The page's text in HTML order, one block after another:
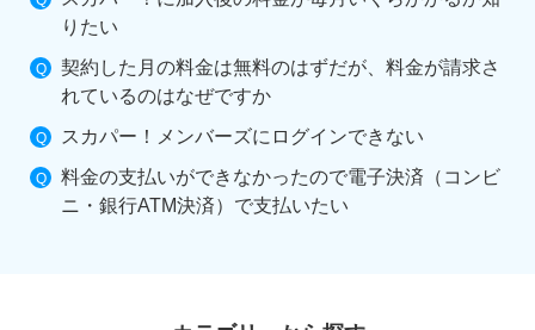
りたい
契約した月の料金は無料のはずだが、料金が請求さ
れているのはなぜですか
スカパー！メンバーズにログインできない
料金の支払いができなかったので電子決済（コンビ
ニ・銀行ATM決済）で支払いたい